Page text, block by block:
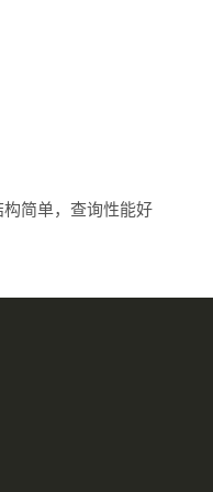
简单，查询性能好